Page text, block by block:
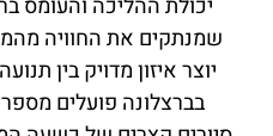
יכולת ההליכה והעומס
שמנתקים את החוויה
יוצר איזון מדויק בין
בברצלונה פועלים מספר